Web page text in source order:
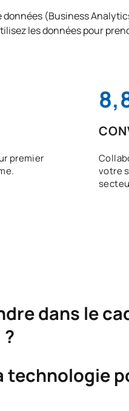
(Business
les données pour
premier
votre
dans le
technologie